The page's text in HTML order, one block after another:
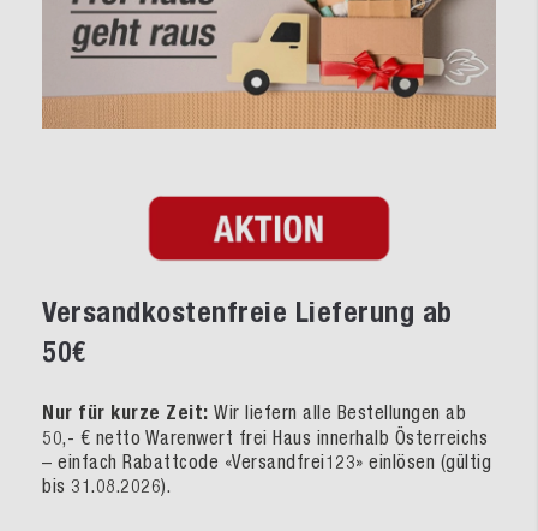
Versandkostenfreie Lieferung ab
50€
Nur für kurze Zeit: Wir liefern alle Bestellungen ab
50,- € netto Warenwert frei Haus innerhalb Österreichs
– einfach Rabattcode «Versandfrei123» einlösen (gültig
bis 31.08.2026).